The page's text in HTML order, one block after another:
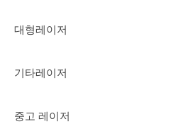
대형레이저
기타레이저
중고 레이저